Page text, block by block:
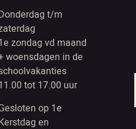
t/m
zondag vd maand
woensdagen in de
tot 17.00 uur
op 1e
en